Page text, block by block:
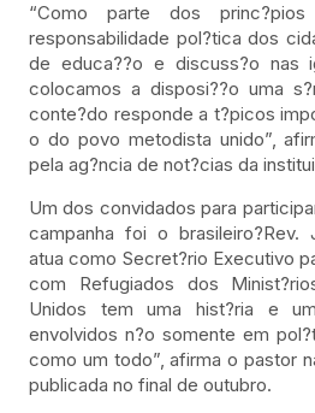
“Como parte dos
responsabilidade pol?tica dos
de educa??o e discuss?o nas
colocamos a disposi??o uma
conte?do responde a t?picos
o do povo metodista unido”,
pela ag?ncia de not?cias da
Um dos convidados para
campanha foi o brasileiro?Rev.
atua como Secret?rio Executivo
com Refugiados dos
Unidos tem uma hist?ria e
envolvidos n?o somente em
como um todo”, afirma o pastor
publicada no final de outubro.